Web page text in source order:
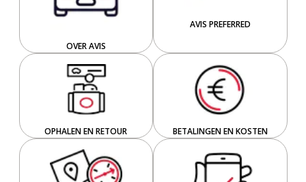
OVER AVIS
AVIS PREFERRED
OPHALEN EN RETOUR BETALINGEN EN KOSTEN